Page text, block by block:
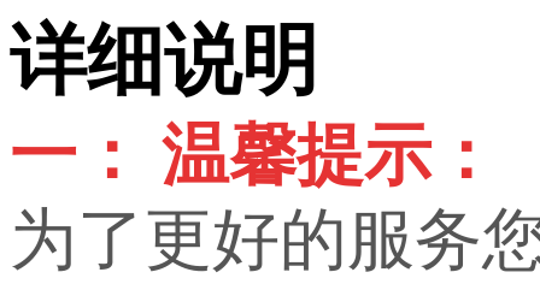
详细说明
一： 温馨提示：
为了更好的服务